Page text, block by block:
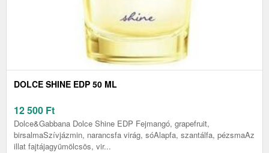
DOLCE SHINE EDP 50 ML
12 500 Ft
Dolce&Gabbana Dolce Shine EDP Fejmangó, grapefruit,
birsalmaSzívjázmin, narancsfa virág, sóAlapfa, szantálfa, pézsmaAz
illat fajtájagyümölcsös, vir...